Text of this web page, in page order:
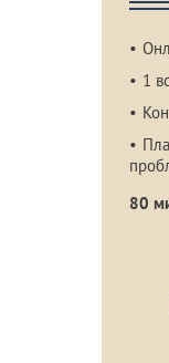
1
80